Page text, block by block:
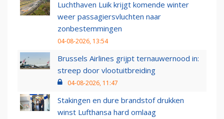
Luchthaven Luik krijgt komende winter
weer passagiersvluchten naar
zonbestemmingen
04-08-2026, 13:54
Brussels Airlines grijpt ternauwernood in:
streep door vlootuitbreiding
04-08-2026, 11:47
Stakingen en dure brandstof drukken
winst Lufthansa hard omlaag